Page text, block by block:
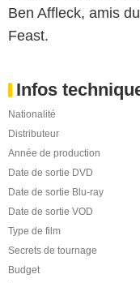
Ben Affleck, amis
Feast.
Infos
Nationalité
Distributeur
Année de production
Date de sortie DVD
Date de sortie Blu-ray
Date de sortie VOD
Type de film
Secrets de tournage
Budget